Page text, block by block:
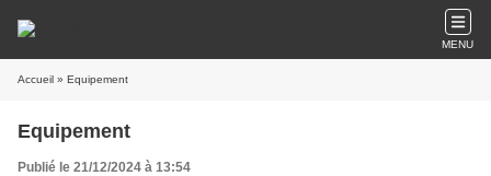
MENU
Accueil » Equipement
Equipement
Publié le 21/12/2024 à 13:54